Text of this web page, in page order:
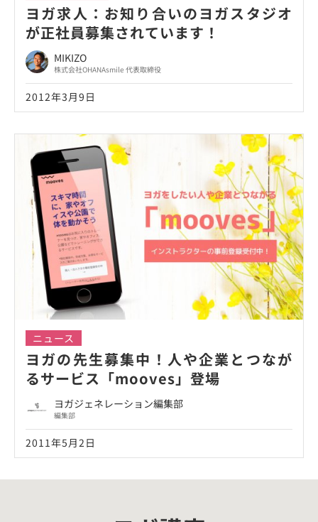
ヨガ求人：お知り合いのヨガスタジオ
が正社員募集されています！
MIKIZO
株式会社OHANAsmile 代表取締役
2012年3月9日
ニュース
ヨガの先生募集中！人や企業とつなが
るサービス「mooves」登場
ヨガジェネレーション編集部
編集部
2011年5月2日